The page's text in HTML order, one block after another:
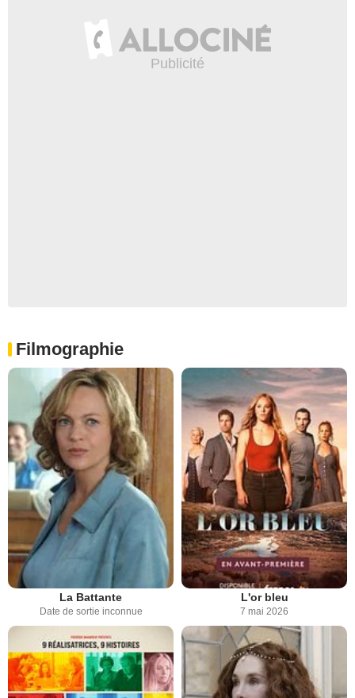
Filmographie
La Battante
Date de sortie inconnue
L'or bleu
7 mai 2026